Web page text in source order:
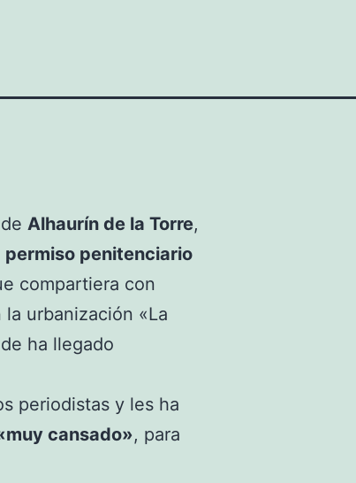
Alhaurín de la Torre,
permiso penitenciario
compartiera con
la urbanización «La
ha llegado
periodistas y les ha
cansado», para